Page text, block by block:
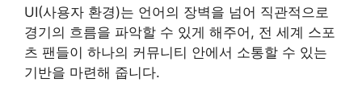
UI(사용자 환경)는 언어의 장벽을 넘어 직관적으로
경기의 흐름을 파악할 수 있게 해주어, 전 세계 스포
츠 팬들이 하나의 커뮤니티 안에서 소통할 수 있는
기반을 마련해 줍니다.